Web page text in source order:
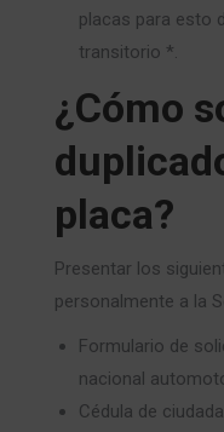
placas para esto
transitorio *.
¿Cómo
placa?
Presentar los
personalmente a la
Formulario de
nacional
Cédula de